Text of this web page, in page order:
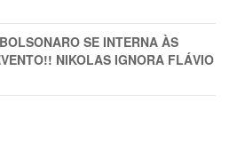
SE INTERNA ÀS
NIKOLAS IGNORA FLÁVIO